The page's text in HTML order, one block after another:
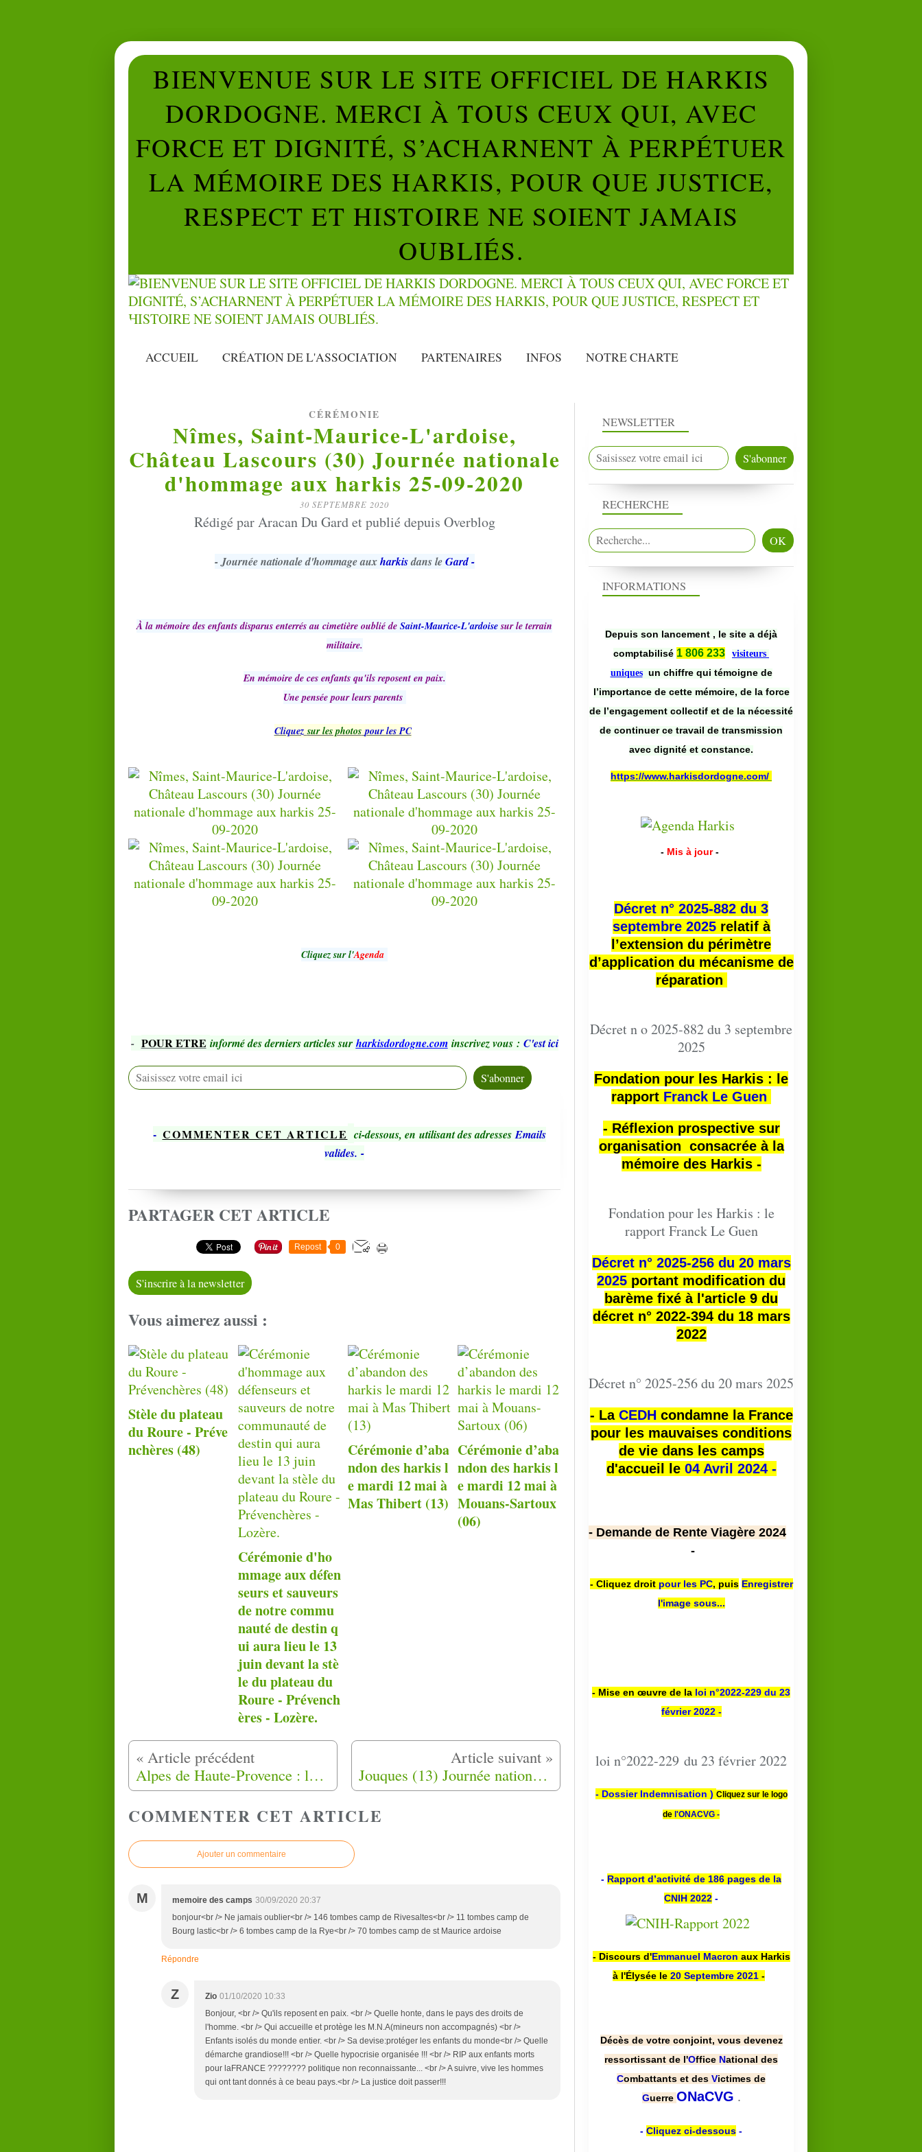
BIENVENUE SUR LE SITE OFFICIEL DE HARKIS
DORDOGNE. MERCI À TOUS CEUX QUI, AVEC
FORCE ET DIGNITÉ, S’ACHARNENT À PERPÉTUER
LA MÉMOIRE DES HARKIS, POUR QUE JUSTICE,
RESPECT ET HISTOIRE NE SOIENT JAMAIS
OUBLIÉS.
ACCUEIL CRÉATION DE L'ASSOCIATION PARTENAIRES INFOS NOTRE CHARTE
CÉRÉMONIE
Nîmes, Saint-Maurice-L'ardoise,
Château Lascours (30) Journée nationale
d'hommage aux harkis 25-09-2020
30 SEPTEMBRE 2020
Rédigé par Aracan Du Gard et publié depuis Overblog
- Journée nationale d'hommage auxharkisdans leGard -
À la mémoire des enfants disparus enterrés au cimetière oublié de Saint-Maurice-L'ardoisesur le terrain
militaire.
En mémoire de ces enfants qu'ils reposent en paix.
Une pensée pour leurs parents
Cliquez sur les photos pour les PC
Cliquez sur l'Agenda
- POUR ETRE informé des derniers articles sur harkisdordogne.com inscrivez vous : C'est ici
- COMMENTER CET ARTICLE ci-dessous, en utilisant des adressesEmails
valides. -
PARTAGER CET ARTICLE
Repost 0
S'inscrire à la newsletter
Vous aimerez aussi :
Stèle du plateau
du Roure - Préve
nchères (48)
Cérémonie d'ho
mmage aux défen
seurs et sauveurs
de notre commu
nauté de destin q
ui aura lieu le 13
juin devant la stè
le du plateau du
Roure - Prévench
ères - Lozère.
Cérémonie d’aba
ndon des harkis l
e mardi 12 mai à
Mas Thibert (13)
Cérémonie d’aba
ndon des harkis l
e mardi 12 mai à
Mouans-Sartoux
(06)
Alpes de Haute-Provence : le combat sans relâche des fils d’Harkis toujours en quête de reconnaissance Jouques (13) Journée nationale d'hommage aux harkis 25-09-2020
COMMENTER CET ARTICLE
Ajouter un commentaire
M memoire des camps 30/09/2020 20:37
bonjour<br /> Ne jamais oublier<br /> 146 tombes camp de Rivesaltes<br /> 11 tombes camp de
Bourg lastic<br /> 6 tombes camp de la Rye<br /> 70 tombes camp de st Maurice ardoise
Répondre
Z Zio 01/10/2020 10:33
Bonjour, <br /> Qu'ils reposent en paix. <br /> Quelle honte, dans le pays des droits de
l'homme. <br /> Qui accueille et protège les M.N.A(mineurs non accompagnés) <br />
Enfants isolés du monde entier. <br /> Sa devise:protéger les enfants du monde<br /> Quelle
démarche grandiose!!! <br /> Quelle hypocrisie organisée !!! <br /> RIP aux enfants morts
pour laFRANCE ???????? politique non reconnaissante... <br /> A suivre, vive les hommes
qui ont tant donnés à ce beau pays.<br /> La justice doit passer!!!
NEWSLETTER
RECHERCHE
INFORMATIONS
Depuis son lancement , le site a déjà
comptabilisé 1 806 233
visiteurs
uniques un chiffre qui témoigne de
l’importance de cette mémoire, de la force
de l’engagement collectif et de la nécessité
de continuer ce travail de transmission
avec dignité et constance.
https://www.harkisdordogne.com/
- Mis à jour -
Décret n° 2025-882 du 3
septembre 2025relatif à
l’extension du périmètre
d’application du mécanisme de
réparation
Décret n o 2025-882 du 3 septembre
2025
Fondation pour les Harkis : le
rapport Franck Le Guen
- Réflexion prospective sur
organisation consacrée à la
mémoire des Harkis -
Fondation pour les Harkis : le
rapport Franck Le Guen
Décret n° 2025-256 du 20 mars
2025 portant modification du
barème fixé à l'article 9 du
décret n° 2022-394 du 18 mars
2022
Décret n° 2025-256 du 20 mars 2025
- La CEDHcondamne la France
pour les mauvaises conditions
de vie dans les camps
d'accueil le 04 Avril 2024 -
- Demande de Rente Viagère 2024
-
- Cliquez droit pour les PC, puis Enregistrer
l'image sous...
- Mise en œuvre de la loi n°2022-229 du 23
février 2022 -
loi n°2022-229 du 23 février 2022
- Dossier Indemnisation ) Cliquez sur le logo
de l'ONACVG -
- Rapport d’activité de 186 pages de la
CNIH 2022 -
- Discours d'Emmanuel Macron aux Harkis
à l'Élysée le 20 Septembre 2021 -
Décès de votre conjoint, vous devenez
ressortissant de l'Office National des
Combattants et des Victimes de
Guerre ONaCVG .
- Cliquez ci-dessous -